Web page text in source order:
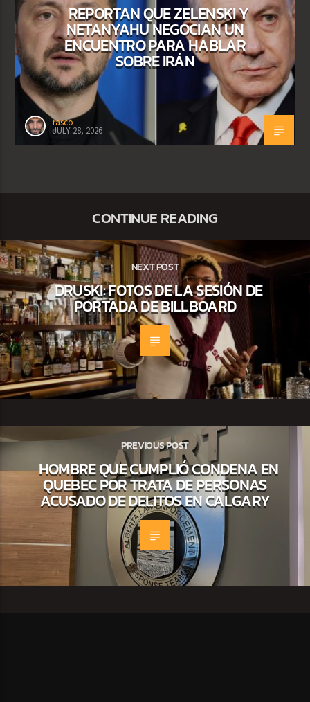
REPORTAN QUE ZELENSKI Y
NETANYAHU NEGOCIAN UN
ENCUENTRO PARA HABLAR
SOBRE IRÁN
rasco
JULY 28, 2026
CONTINUE READING
NEXT POST
DRUSKI: FOTOS DE LA SESIÓN DE
PORTADA DE BILLBOARD
PREVIOUS POST
HOMBRE QUE CUMPLIÓ CONDENA EN
QUEBEC POR TRATA DE PERSONAS
ACUSADO DE DELITOS EN CALGARY